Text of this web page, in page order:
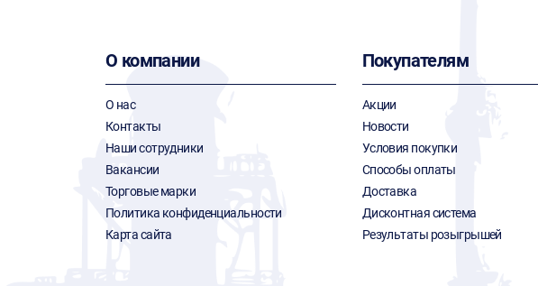
О компании
О нас
Контакты
Наши сотрудники
Вакансии
Торговые марки
Политика конфиденциальности
Карта сайта
Покупателям
Акции
Новости
Условия покупки
Способы оплаты
Доставка
Дисконтная система
Результаты розыгрышей